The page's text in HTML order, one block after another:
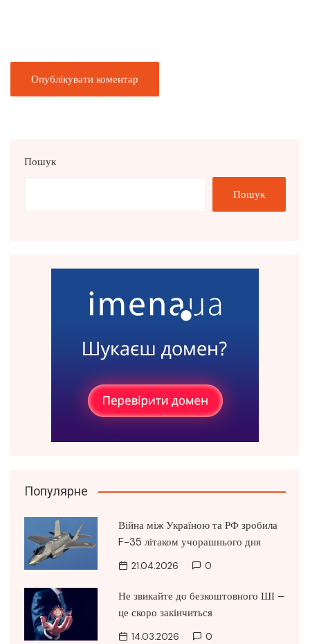
Пошук
Пошук
Популярне
Війна між Україною та РФ зробила
F-35 літаком учорашнього дня
21.04.2026 0
Не звикайте до безкоштовного ШІ –
це скоро закінчиться
14.03.2026 0